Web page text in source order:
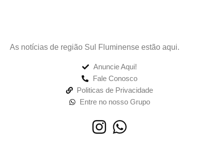
As notícias de região Sul Fluminense estão aqui.
Anuncie Aqui!
Fale Conosco
Politicas de Privacidade
Entre no nosso Grupo